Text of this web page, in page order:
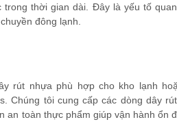
thời gian dài. Đây là yếu tố
đông lạnh.
rút nhựa phù hợp cho kho lạnh
Chúng tôi cung cấp các dòng dây
an toàn thực phẩm giúp vận hành ổn